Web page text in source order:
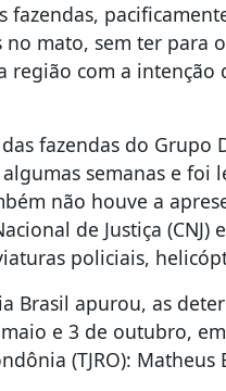
fazendas,
mato, sem ter para
com a intenção
fazendas do
semanas e foi
não houve a
de Justiça (CNJ)
policiais,
Brasil apurou, as
e 3 de outubro,
(TJRO):